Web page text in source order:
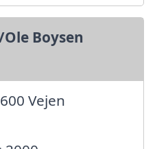
Boysen
Vejen